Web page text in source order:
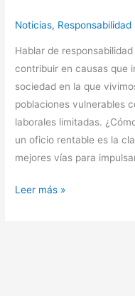
Noticias, Responsabilidad
Hablar de
contribuir en causas que
sociedad en la que
poblaciones vulnerables
laborales limitadas.
un oficio rentable es la
mejores vías para
Leer más »